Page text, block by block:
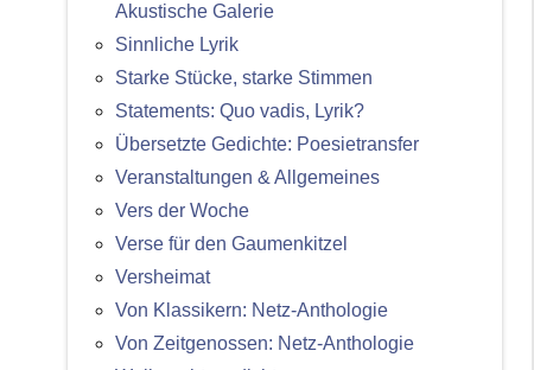
Akustische Galerie
Sinnliche Lyrik
Starke Stücke, starke Stimmen
Statements: Quo vadis, Lyrik?
Übersetzte Gedichte: Poesietransfer
Veranstaltungen & Allgemeines
Vers der Woche
Verse für den Gaumenkitzel
Versheimat
Von Klassikern: Netz-Anthologie
Von Zeitgenossen: Netz-Anthologie